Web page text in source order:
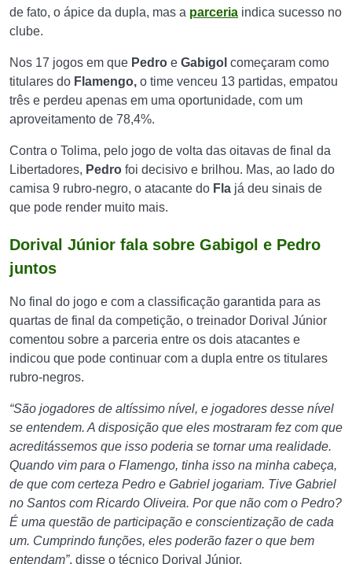
de fato, o ápice da dupla, mas a parceria indica sucesso no
clube.
Nos 17 jogos em que Pedro e Gabigol começaram como
titulares do Flamengo, o time venceu 13 partidas, empatou
três e perdeu apenas em uma oportunidade, com um
aproveitamento de 78,4%.
Contra o Tolima, pelo jogo de volta das oitavas de final da
Libertadores, Pedro foi decisivo e brilhou. Mas, ao lado do
camisa 9 rubro-negro, o atacante do Fla já deu sinais de
que pode render muito mais.
Dorival Júnior fala sobre Gabigol e Pedro
juntos
No final do jogo e com a classificação garantida para as
quartas de final da competição, o treinador Dorival Júnior
comentou sobre a parceria entre os dois atacantes e
indicou que pode continuar com a dupla entre os titulares
rubro-negros.
“São jogadores de altíssimo nível, e jogadores desse nível
se entendem. A disposição que eles mostraram fez com que
acreditássemos que isso poderia se tornar uma realidade.
Quando vim para o Flamengo, tinha isso na minha cabeça,
de que com certeza Pedro e Gabriel jogariam. Tive Gabriel
no Santos com Ricardo Oliveira. Por que não com o Pedro?
É uma questão de participação e conscientização de cada
um. Cumprindo funções, eles poderão fazer o que bem
entendam”, disse o técnico Dorival Júnior.